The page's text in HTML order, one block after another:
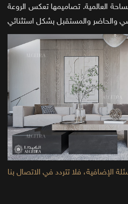
العالمية. تصاميمها تعكس الروعة